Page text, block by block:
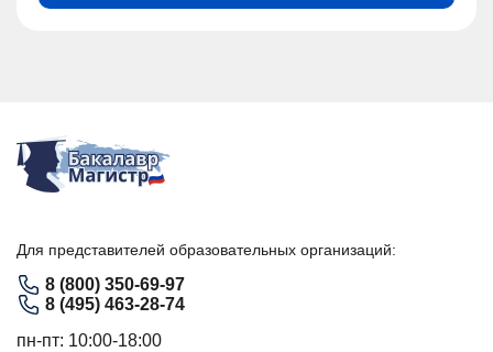
Для представителей образовательных организаций:
8 (800) 350-69-97
8 (495) 463-28-74
пн-пт: 10:00-18:00